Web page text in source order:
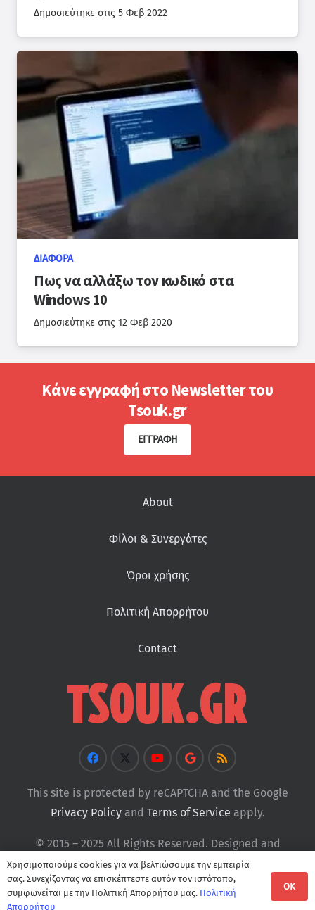
Δημοσιεύτηκε στις 5 Φεβ 2022
ΔΙΆΦΟΡΑ
Πως να αλλάξω τον κωδικό στα
Windows 10
Δημοσιεύτηκε στις 12 Φεβ 2020
Κάνε εγγραφή στο Newsletter του
Tsouk.gr
ΕΓΓΡΑΦΉ
About
Φίλοι & Συνεργάτες
Όροι χρήσης
Πολιτική Απορρήτου
Contact
This site is protected by reCAPTCHA and the Google
Privacy Policyand Terms of Service apply.
© 2015 – 2025 All Rights Reserved. Designed and
Developed byTsouk
Χρησιμοποιούμε cookies για να βελτιώσουμε την εμπειρία
σας. Συνεχίζοντας να επισκέπτεστε αυτόν τον ιστότοπο,
συμφωνείται με την Πολιτική Απορρήτου μας. Πολιτική
Απορρήτου
OK